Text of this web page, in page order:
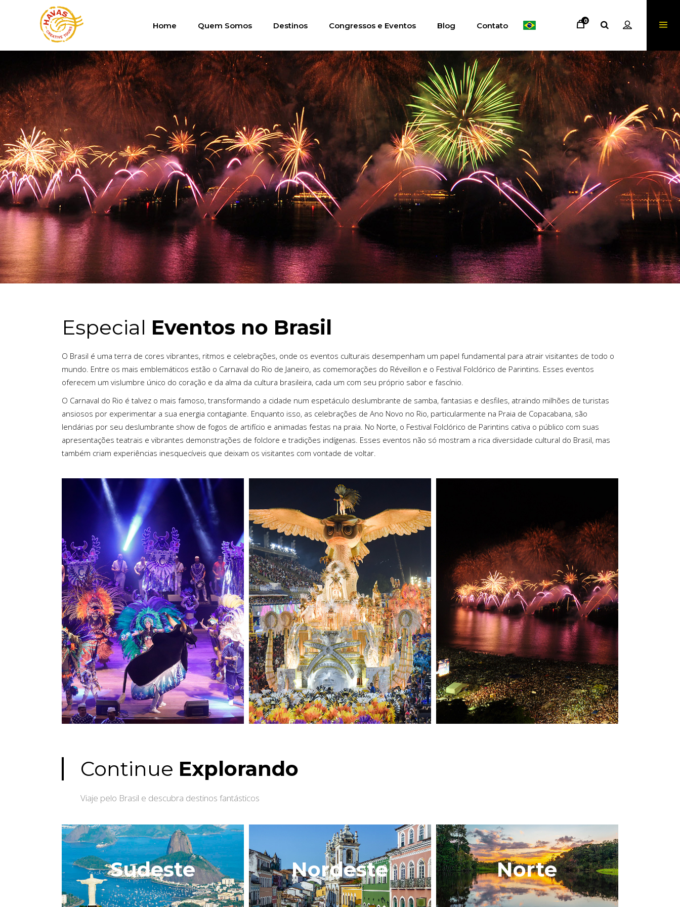
Home Quem Somos Destinos Congressos e Eventos Blog Contato
0
Especial Eventos no Brasil
O Brasil é uma terra de cores vibrantes, ritmos e celebrações, onde os eventos culturais desempenham um papel fundamental para atrair visitantes de todo o
mundo. Entre os mais emblemáticos estão o Carnaval do Rio de Janeiro, as comemorações do Réveillon e o Festival Folclórico de Parintins. Esses eventos
oferecem um vislumbre único do coração e da alma da cultura brasileira, cada um com seu próprio sabor e fascínio.
O Carnaval do Rio é talvez o mais famoso, transformando a cidade num espetáculo deslumbrante de samba, fantasias e desfiles, atraindo milhões de turistas
ansiosos por experimentar a sua energia contagiante. Enquanto isso, as celebrações de Ano Novo no Rio, particularmente na Praia de Copacabana, são
lendárias por seu deslumbrante show de fogos de artifício e animadas festas na praia. No Norte, o Festival Folclórico de Parintins cativa o público com suas
apresentações teatrais e vibrantes demonstrações de folclore e tradições indígenas. Esses eventos não só mostram a rica diversidade cultural do Brasil, mas
também criam experiências inesquecíveis que deixam os visitantes com vontade de voltar.
Continue Explorando
Viaje pelo Brasil e descubra destinos fantásticos
Sudeste Nordeste Norte